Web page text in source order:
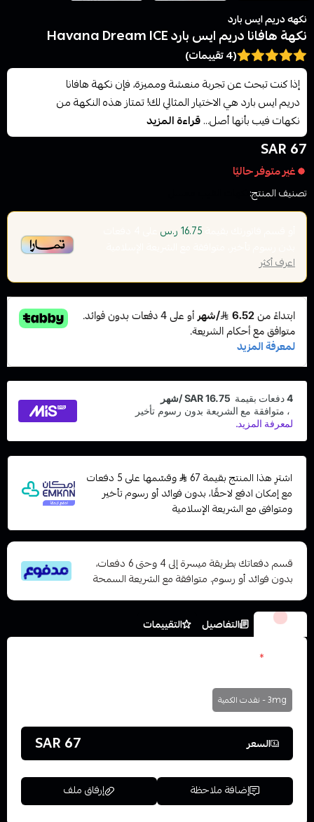
نكهه دريم ايس بارد
نكهة هافانا دريم ايس بارد Havana Dream ICE
(4 تقييمات)
إذا كنت تبحث عن تجربة منعشة ومميزة، فإن نكهة هافانا
دريم ايس بارد هي الاختيار المثالي لك! تمتاز هذه النكهة من
نكهات فيب بأنها أصل...قراءة المزيد
67 SAR
غير متوفر حاليًا
تصنيف المنتج:
16.75 ر.س
اعرف أكثر
اشترِ هذا المنتج بقيمة 67
وقسّمها على 5 دفعات
مع إمكان ادفع لاحقًا، بدون فوائد أو رسوم تأخير
ومتوافق مع الشريعة الإسلامية
قسم دفعاتك بطريقة ميسرة إلى 4 وحتى 6 دفعات،
بدون فوائد أو رسوم. متوافقة مع الشريعة السمحة
الخيارات التفاصيل
التقييمات
*
3mg - نفدت الكمية
السعر 67 SAR
إضافة ملاحظة إرفاق ملف